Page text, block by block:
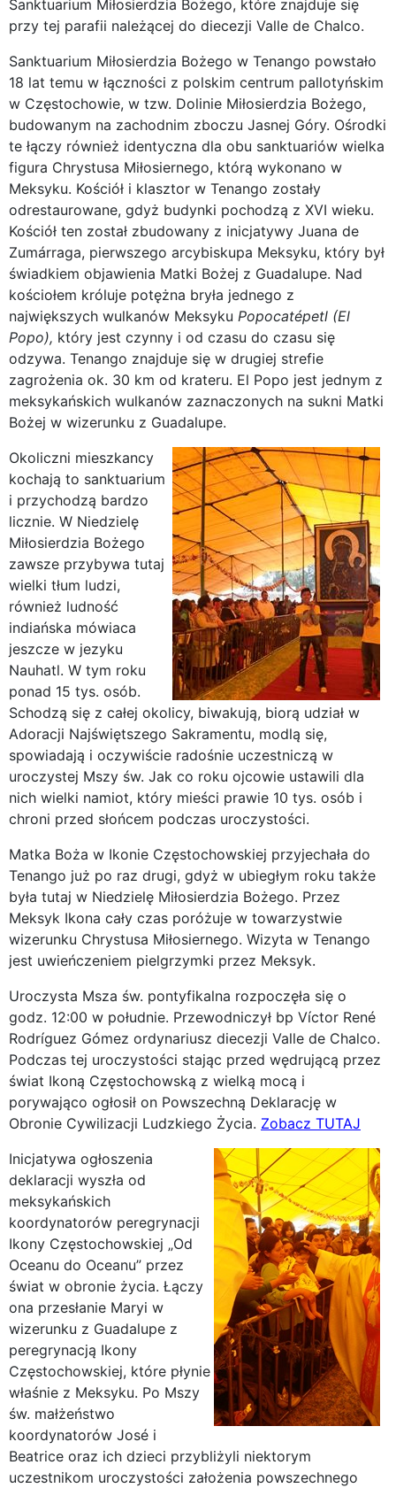
Sanktuarium Miłosierdzia Bożego, które znajduje się
przy tej parafii należącej do diecezji Valle de Chalco.
Sanktuarium Miłosierdzia Bożego w Tenango powstało
18 lat temu w łączności z polskim centrum pallotyńskim
w Częstochowie, w tzw. Dolinie Miłosierdzia Bożego,
budowanym na zachodnim zboczu Jasnej Góry. Ośrodki
te łączy również identyczna dla obu sanktuariów wielka
figura Chrystusa Miłosiernego, którą wykonano w
Meksyku. Kościół i klasztor w Tenango zostały
odrestaurowane, gdyż budynki pochodzą z XVI wieku.
Kościół ten został zbudowany z inicjatywy Juana de
Zumárraga, pierwszego arcybiskupa Meksyku, który był
świadkiem objawienia Matki Bożej z Guadalupe. Nad
kościołem króluje potężna bryła jednego z
największych wulkanów Meksyku Popocatépetl (El
Popo), który jest czynny i od czasu do czasu się
odzywa. Tenango znajduje się w drugiej strefie
zagrożenia ok. 30 km od krateru. El Popo jest jednym z
meksykańskich wulkanów zaznaczonych na sukni Matki
Bożej w wizerunku z Guadalupe.
Okoliczni mieszkancy
kochają to sanktuarium
i przychodzą bardzo
licznie. W Niedzielę
Miłosierdzia Bożego
zawsze przybywa tutaj
wielki tłum ludzi,
również ludność
indiańska mówiaca
jeszcze w jezyku
Nauhatl. W tym roku
ponad 15 tys. osób.
Schodzą się z całej okolicy, biwakują, biorą udział w
Adoracji Najświętszego Sakramentu, modlą się,
spowiadają i oczywiście radośnie uczestniczą w
uroczystej Mszy św. Jak co roku ojcowie ustawili dla
nich wielki namiot, który mieści prawie 10 tys. osób i
chroni przed słońcem podczas uroczystości.
Matka Boża w Ikonie Częstochowskiej przyjechała do
Tenango już po raz drugi, gdyż w ubiegłym roku także
była tutaj w Niedzielę Miłosierdzia Bożego. Przez
Meksyk Ikona cały czas poróżuje w towarzystwie
wizerunku Chrystusa Miłosiernego. Wizyta w Tenango
jest uwieńczeniem pielgrzymki przez Meksyk.
Uroczysta Msza św. pontyfikalna rozpoczęła się o
godz. 12:00 w południe. Przewodniczył bp Víctor René
Rodríguez Gómez ordynariusz diecezji Valle de Chalco.
Podczas tej uroczystości stając przed wędrującą przez
świat Ikoną Częstochowską z wielką mocą i
porywająco ogłosił on Powszechną Deklarację w
Obronie Cywilizacji Ludzkiego Życia. Zobacz TUTAJ
Inicjatywa ogłoszenia
deklaracji wyszła od
meksykańskich
koordynatorów peregrynacji
Ikony Częstochowskiej „Od
Oceanu do Oceanu” przez
świat w obronie życia. Łączy
ona przesłanie Maryi w
wizerunku z Guadalupe z
peregrynacją Ikony
Częstochowskiej, które płynie
właśnie z Meksyku. Po Mszy
św. małżeństwo
koordynatorów José i
Beatrice oraz ich dzieci przybliżyli niektorym
uczestnikom uroczystości założenia powszechnego